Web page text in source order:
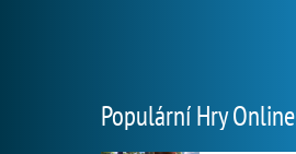
Populární Hry Online